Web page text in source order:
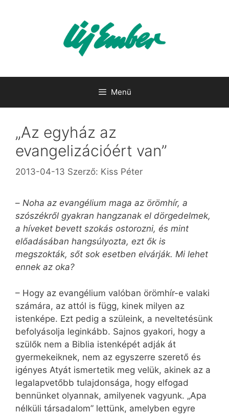
Menü
„Az egyház az
evangelizációért van”
2013-04-13 Szerző: Kiss Péter
– Noha az evangélium maga az örömhír, a
szószékről gyakran hangzanak el dörgedelmek,
a híveket bevett szokás ostorozni, és mint
előadásában hangsúlyozta, ezt ők is
megszokták, sőt sok esetben elvárják. Mi lehet
ennek az oka?
– Hogy az evangélium valóban örömhír-e valaki
számára, az attól is függ, kinek milyen az
istenképe. Ezt pedig a szüleink, a neveltetésünk
befolyásolja leginkább. Sajnos gyakori, hogy a
szülők nem a Biblia istenképét adják át
gyermekeiknek, nem az egyszerre szerető és
igényes Atyát ismertetik meg velük, akinek az a
legalapvetőbb tulajdonsága, hogy elfogad
bennünket olyannak, amilyenek vagyunk. „Apa
nélküli társadalom” lettünk, amelyben egyre